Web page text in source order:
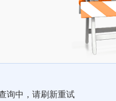
询中，请刷新重试